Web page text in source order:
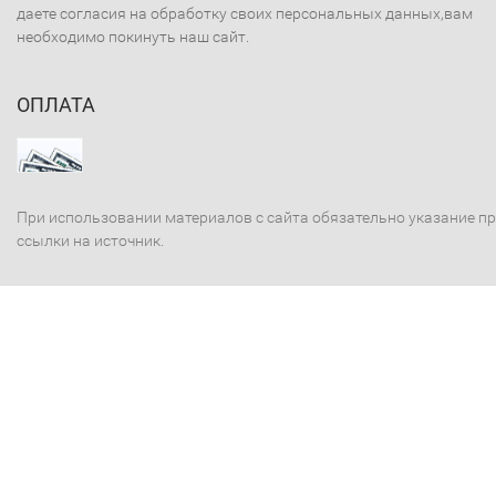
даете согласия на обработку своих персональных данных,вам
необходимо покинуть наш сайт.
ОПЛАТА
При использовании материалов с сайта обязательно указание
ссылки на источник.